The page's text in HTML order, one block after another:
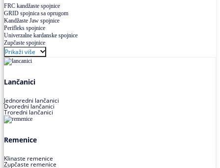
FRC kandžaste spojnice
GRID spojnica sa oprugom
Kandžaste Jaw spojnice
Perifleks spojnice
Univerzalne kardanske spojnice
Zupčaste spojnice
Prikaži više
Lančanici
Jednoredni lančanici
Dvoredni lančanici
Troredni lančanici
Remenice
Klinaste remenice
Zupčaste remenice